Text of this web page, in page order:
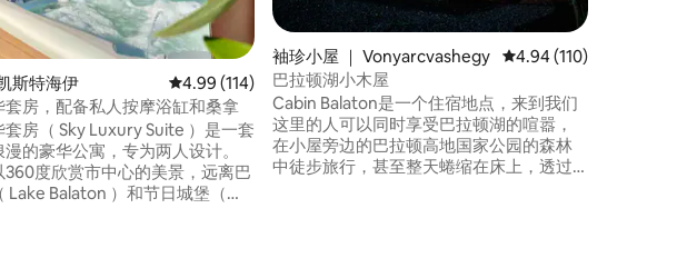
5 分），共 123 条评价
斯特海伊 平均评分 4.99 分（满分 5 分），共 114 条评价
4.99 (114)
套房，配备私人按摩浴缸和桑拿
套房（ Sky Luxury Suite ）是一套
的豪华公寓，专为两人设计。
360度欣赏市中心的美景，远离巴
Lake Balaton ）和节日城堡（
袖珍小屋 ｜ Vonyarcvashegy 平均评分 4.94 分（满
4.94 (110)
巴拉顿湖小木屋
Cabin Balaton是一个住宿地点，来到我们
这里的人可以同时享受巴拉顿湖的喧嚣，
在小屋旁边的巴拉顿高地国家公园的森林
中徒步旅行，甚至整天蜷缩在床上，透过